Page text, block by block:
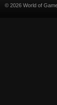
© 2026 World of